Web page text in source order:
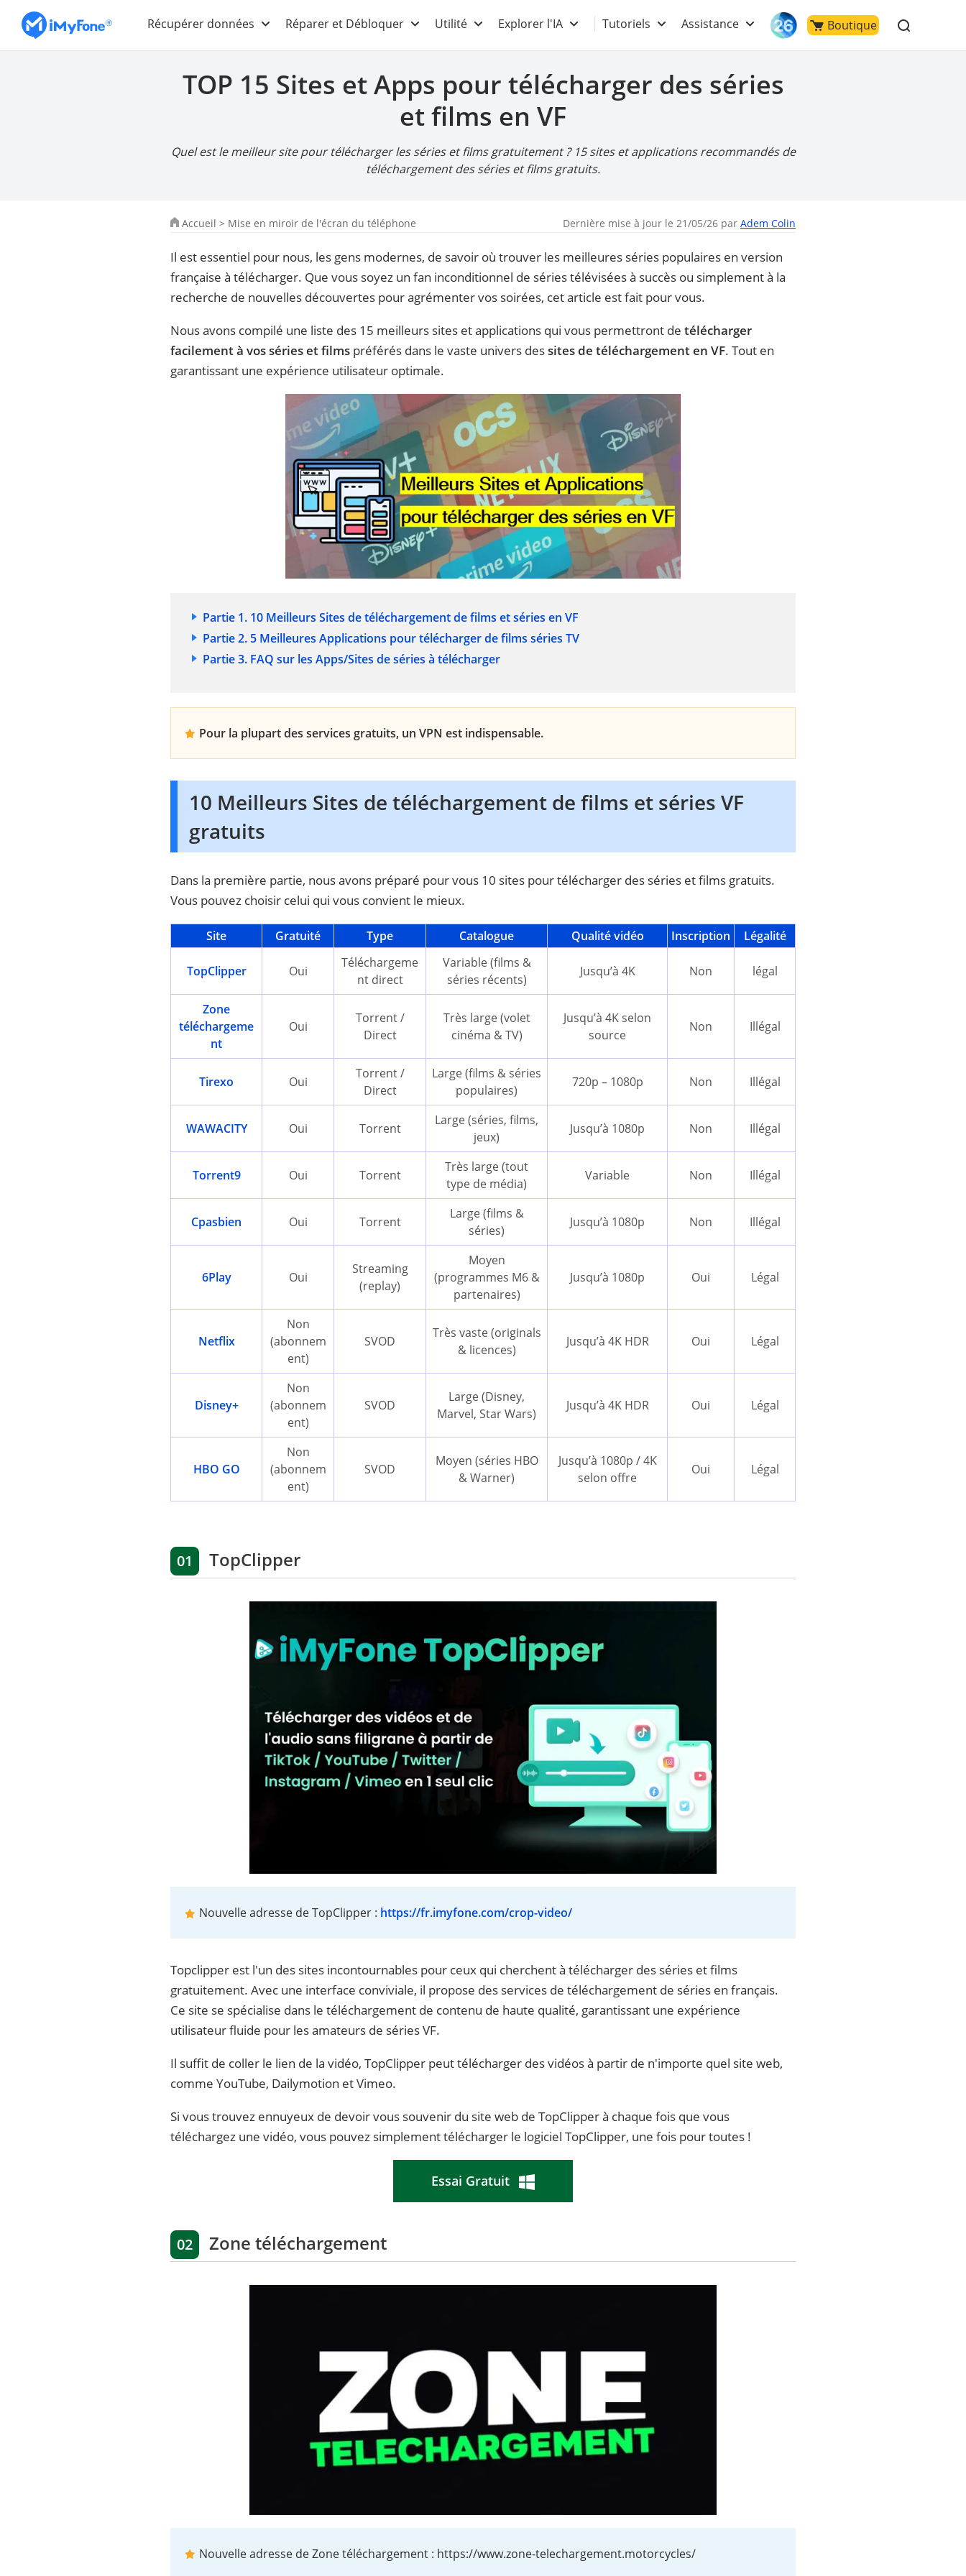
Récupérer données Réparer et Débloquer Utilité Explorer l'IA Tutoriels Assistance Boutique
TOP 15 Sites et Apps pour télécharger des séries
et films en VF
Quel est le meilleur site pour télécharger les séries et films gratuitement ? 15 sites et applications recommandés de
téléchargement des séries et films gratuits.
Accueil > Mise en miroir de l'écran du téléphone Dernière mise à jour le 21/05/26 par Adem Colin
Il est essentiel pour nous, les gens modernes, de savoir où trouver les meilleures séries populaires en version
française à télécharger. Que vous soyez un fan inconditionnel de séries télévisées à succès ou simplement à la
recherche de nouvelles découvertes pour agrémenter vos soirées, cet article est fait pour vous.
Nous avons compilé une liste des 15 meilleurs sites et applications qui vous permettront de télécharger
facilement à vos séries et films préférés dans le vaste univers dessites de téléchargement en VF. Tout en
garantissant une expérience utilisateur optimale.
Partie 1. 10 Meilleurs Sites de téléchargement de films et séries en VF
Partie 2. 5 Meilleures Applications pour télécharger de films séries TV
Partie 3. FAQ sur les Apps/Sites de séries à télécharger
Pour la plupart des services gratuits, un VPN est indispensable.
10 Meilleurs Sites de téléchargement de films et séries VF
gratuits
Dans la première partie, nous avons préparé pour vous 10 sites pour télécharger des séries et films gratuits.
Vous pouvez choisir celui qui vous convient le mieux.
Site Gratuité Type Catalogue Qualité vidéo Inscription Légalité
TopClipper Oui
Téléchargeme
nt direct
Variable (films &
séries récents)
Jusqu’à 4K Non légal
Zone
téléchargeme
nt
Oui
Torrent /
Direct
Très large (volet
cinéma & TV)
Jusqu’à 4K selon
source
Non Illégal
Tirexo Oui
Torrent /
Direct
Large (films & séries
populaires)
720p – 1080p Non Illégal
WAWACITY Oui Torrent
Large (séries, films,
jeux)
Jusqu’à 1080p Non Illégal
Torrent9 Oui Torrent
Très large (tout
type de média)
Variable Non Illégal
Cpasbien Oui Torrent
Large (films &
séries)
Jusqu’à 1080p Non Illégal
6Play Oui
Streaming
(replay)
Moyen
(programmes M6 &
partenaires)
Jusqu’à 1080p Oui Légal
Netflix
Non
(abonnem
ent)
SVOD
Très vaste (originals
& licences)
Jusqu’à 4K HDR Oui Légal
Disney+
Non
(abonnem
ent)
SVOD
Large (Disney,
Marvel, Star Wars)
Jusqu’à 4K HDR Oui Légal
HBO GO
Non
(abonnem
ent)
SVOD
Moyen (séries HBO
& Warner)
Jusqu’à 1080p / 4K
selon offre
Oui Légal
01 TopClipper
Nouvelle adresse de TopClipper : https://fr.imyfone.com/crop-video/
Topclipper est l'un des sites incontournables pour ceux qui cherchent à télécharger des séries et films
gratuitement. Avec une interface conviviale, il propose des services de téléchargement de séries en français.
Ce site se spécialise dans le téléchargement de contenu de haute qualité, garantissant une expérience
utilisateur fluide pour les amateurs de séries VF.
Il suffit de coller le lien de la vidéo, TopClipper peut télécharger des vidéos à partir de n'importe quel site web,
comme YouTube, Dailymotion et Vimeo.
Si vous trouvez ennuyeux de devoir vous souvenir du site web de TopClipper à chaque fois que vous
téléchargez une vidéo, vous pouvez simplement télécharger le logiciel TopClipper, une fois pour toutes !
Essai Gratuit
02 Zone téléchargement
Nouvelle adresse de Zone téléchargement : https://www.zone-telechargement.motorcycles/